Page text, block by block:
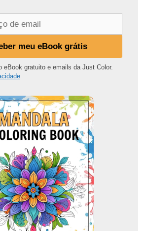
meu eBook grátis
eBook gratuito e emails da Just Color.